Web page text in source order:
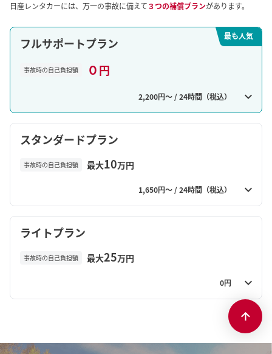
日産レンタカーには、万一の事故に備えて３つの補償プランがあります。
最も人気
フルサポートプラン
事故時の自己負担額 ０円
2,200円〜 / 24時間（税込）
スタンダードプラン
事故時の自己負担額 最大10万円
1,650円〜 / 24時間（税込）
ライトプラン
事故時の自己負担額 最大25万円
0円